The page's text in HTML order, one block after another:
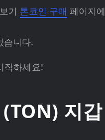
기 톤코인 구매 페이지에
습니다.
작하세요!
지갑